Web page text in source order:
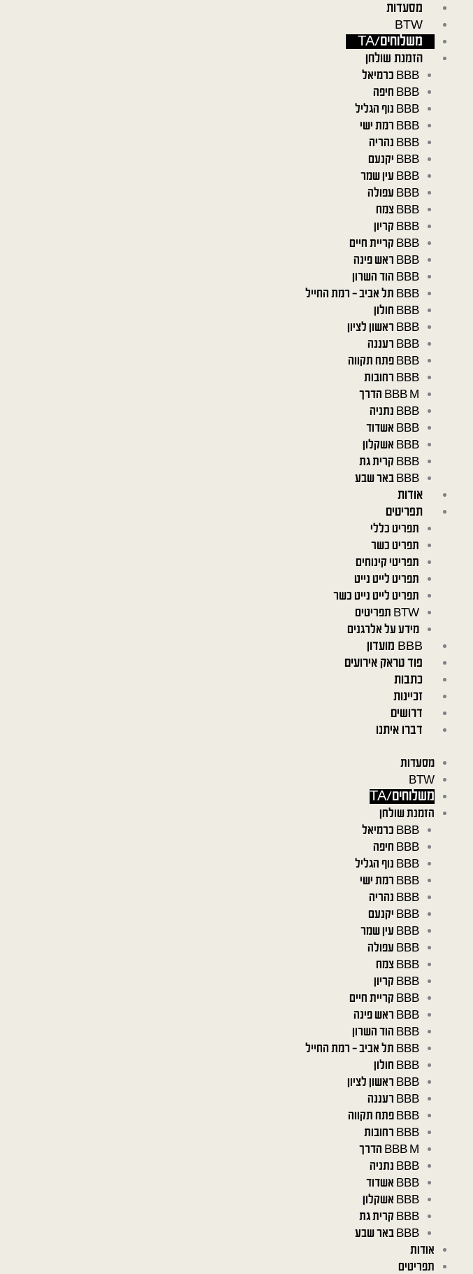
מסעדות
BTW
משלוחים/TA
הזמנת שולחן
BBB כרמיאל
BBB חיפה
BBB נוף הגליל
BBB רמת ישי
BBB נהריה
BBB יקנעם
BBB עין שמר
BBB עפולה
BBB צמח
BBB קריון
BBB קריית חיים
BBB ראש פינה
BBB הוד השרון
BBB תל אביב – רמת החייל
BBB חולון
BBB ראשון לציון
BBB רעננה
BBB פתח תקווה
BBB רחובות
BBB M הדרך
BBB נתניה
BBB אשדוד
BBB אשקלון
BBB קרית גת
BBB באר שבע
אודות
תפריטים
תפריט כללי
תפריט כשר
תפריטי קינוחים
תפריט לייט נייט
תפריט לייט נייט כשר
BTW תפריטים
מידע על אלרגנים
BBB מועדון
פוד טראק אירועים
כתבות
זכיינות
דרושים
דברו איתנו
מסעדות
BTW
משלוחים/TA
הזמנת שולחן
BBB כרמיאל
BBB חיפה
BBB נוף הגליל
BBB רמת ישי
BBB נהריה
BBB יקנעם
BBB עין שמר
BBB עפולה
BBB צמח
BBB קריון
BBB קריית חיים
BBB ראש פינה
BBB הוד השרון
BBB תל אביב – רמת החייל
BBB חולון
BBB ראשון לציון
BBB רעננה
BBB פתח תקווה
BBB רחובות
BBB M הדרך
BBB נתניה
BBB אשדוד
BBB אשקלון
BBB קרית גת
BBB באר שבע
אודות
תפריטים